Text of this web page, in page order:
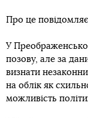
Про це повідомляє
У
позову, але за
визнати
на облік як
можливість